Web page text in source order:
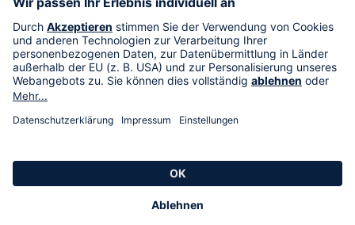
Im TV
HSE International